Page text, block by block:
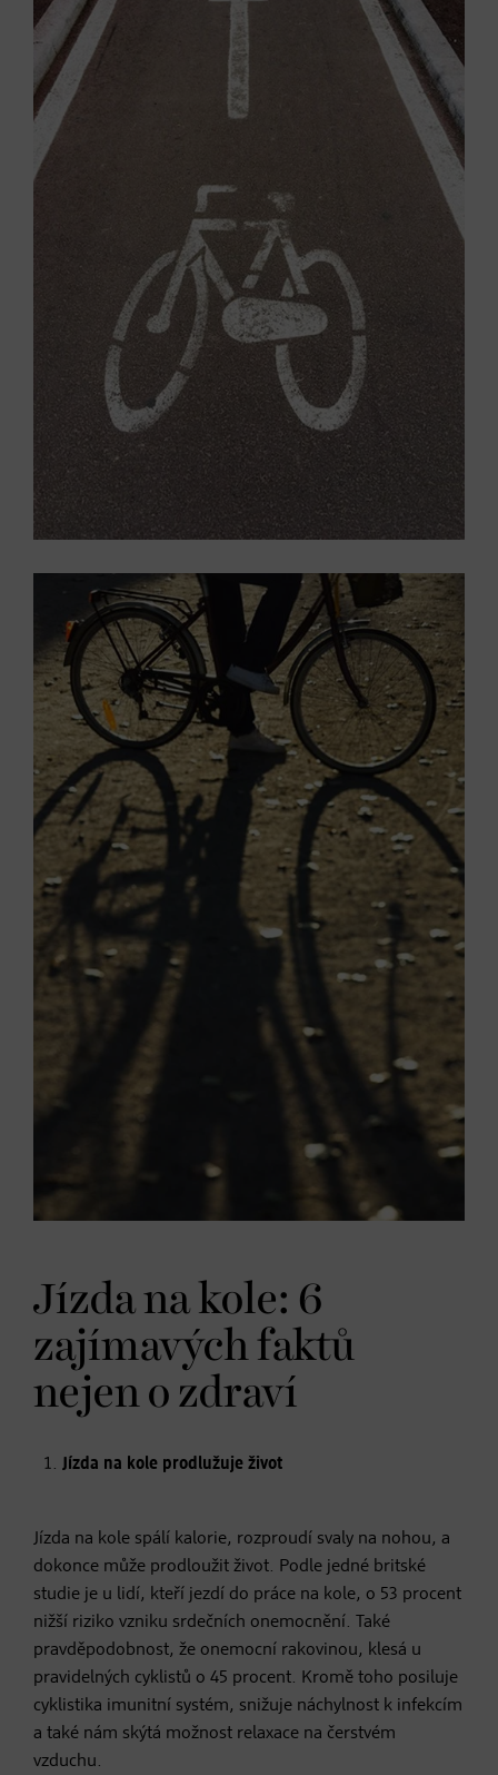
Jízda na kole: 6
zajímavých faktů
nejen o zdraví
Jízda na kole prodlužuje život
Jízda na kole spálí kalorie, rozproudí svaly na nohou, a
dokonce může prodloužit život. Podle jedné britské
studie je u lidí, kteří jezdí do práce na kole, o 53 procent
nižší riziko vzniku srdečních onemocnění. Také
pravděpodobnost, že onemocní rakovinou, klesá u
pravidelných cyklistů o 45 procent. Kromě toho posiluje
cyklistika imunitní systém, snižuje náchylnost k infekcím
a také nám skýtá možnost relaxace na čerstvém
vzduchu.